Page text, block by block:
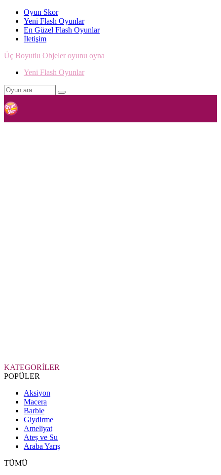
Oyun Skor
Yeni Flash Oyunlar
En Güzel Flash Oyunlar
İletişim
Üç Boyutlu Objeler oyunu oyna
Yeni Flash Oyunlar
KATEGORİLER
POPÜLER
Aksiyon
Macera
Barbie
Giydirme
Ameliyat
Ateş ve Su
Araba Yarış
TÜMÜ